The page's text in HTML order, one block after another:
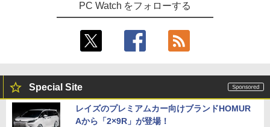
PC Watch をフォローする
Special Site
レイズのプレミアムカー向けブランドHOMUR
Aから「2×9R」が登場！